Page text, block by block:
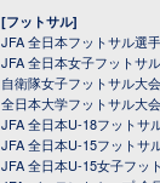
[フットサル]
JFA 全日本フットサル選
JFA 全日本女子フットサ
自衛隊女子フットサル大会
全日本大学フットサル大会
JFA 全日本U-18フットサ
JFA 全日本U-15フットサ
JFA 全日本U-15女子フッ